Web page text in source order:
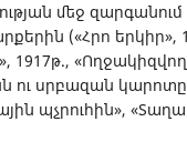
մեջ զարգանում
(«Հրո երկիր»,
1917թ.,
ու սրբազան
պչրուհին»,